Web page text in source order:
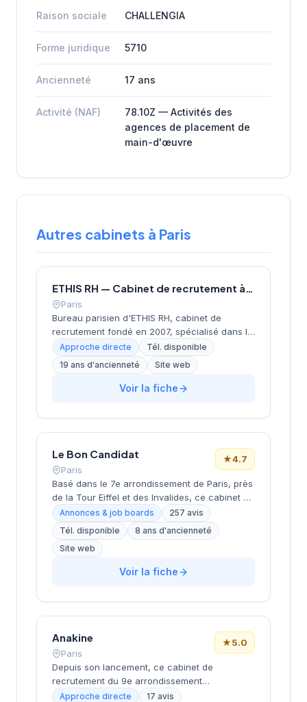
Raison sociale CHALLENGIA
Forme juridique 5710
Ancienneté 17 ans
Activité (NAF)
78.10Z — Activités des
agences de placement de
main-d'œuvre
Autres cabinets à Paris
ETHIS RH — Cabinet de recrutement à Paris
Paris
Bureau parisien d'ETHIS RH, cabinet de
recrutement fondé en 2007, spécialisé dans le
conseil en ressources humaines, le
recrutement de cadres et dirigeants, le
coaching et l'outplacement. Situé au 16 rue de
Monceau dans le 8e arrondissement de Paris,
Approche directe
Tél. disponible
19 ans d'ancienneté
Site web
Voir la fiche
Le Bon Candidat
Paris
★4.7
Basé dans le 7e arrondissement de Paris, près
de la Tour Eiffel et des Invalides, ce cabinet de
recrutement bénéficie d'une localisation
prestigieuse au cœur de la capitale. Installé
rue de Bellechasse, il accompagne les
entreprises dans leurs recrutements avec une
approche personnalisée. La structure affiche
une excellente réputation auprès de sa
prestations de conseil en recrutement.
Annonces & job boards
257 avis
Tél. disponible
8 ans d'ancienneté
Site web
Voir la fiche
Anakine
Paris
★5.0
Depuis son lancement, ce cabinet de
recrutement du 9e arrondissement
accompagne les entreprises dans leurs
Approche directe 17 avis